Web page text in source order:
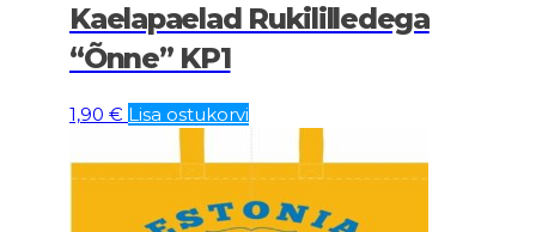
Kaelapaelad Rukililledega
“Õnne” KP1
1,90 € Lisa ostukorvi